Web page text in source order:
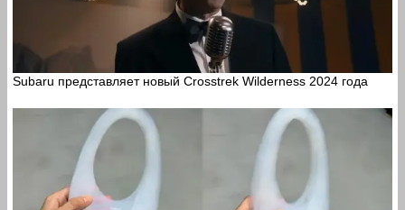
Subaru представляет новый Crosstrek Wilderness 2024 года